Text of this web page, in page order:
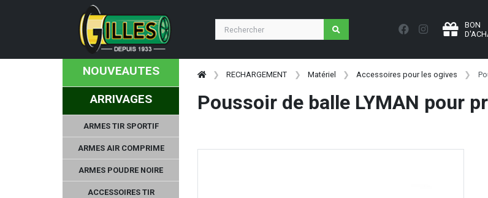
BON
NOUVEAUTES
ARRIVAGES
ARMES TIR SPORTIF
ARMES AIR COMPRIME
ARMES POUDRE NOIRE
ACCESSOIRES TIR
RECHARGEMENT Matériel Accessoires pour les ogives
Poussoir de balle LYMAN pour